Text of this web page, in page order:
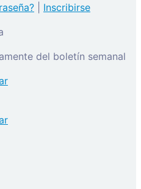
Inscribirse
del boletín semanal